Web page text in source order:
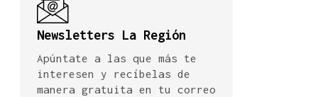
Newsletters La Región
Apúntate a las que más te
interesen y recíbelas de
manera gratuita en tu correo